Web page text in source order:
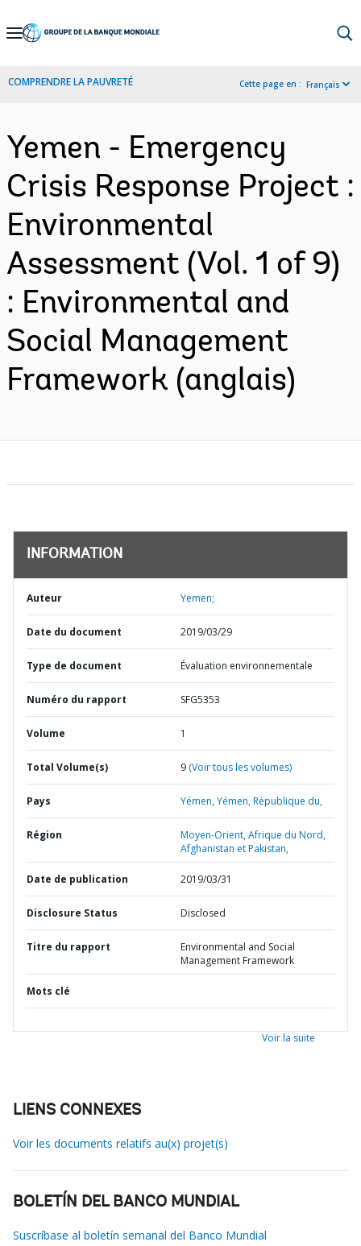
Skip
Navigation
COMPRENDRE LA PAUVRETÉ Cette page en : Français
Yemen - Emergency
Crisis Response Project :
Environmental
Assessment (Vol. 1 of 9)
: Environmental and
Social Management
Framework (anglais)
INFORMATION
Auteur Yemen;
Date du document 2019/03/29
Type de document Évaluation environnementale
Numéro du rapport SFG5353
Volume 1
Total Volume(s) 9 (Voir tous les volumes)
Pays Yémen,Yémen,République du,
Région
Moyen-Orient, Afrique du Nord,
Afghanistan et Pakistan,
Date de publication 2019/03/31
Disclosure Status Disclosed
Titre du rapport
Environmental and Social
Management Framework
Mots clé
Voir la suite
LIENS CONNEXES
Voir les documents relatifs au(x) projet(s)
BOLETÍN DEL BANCO MUNDIAL
Suscríbase al boletín semanal del Banco Mundial